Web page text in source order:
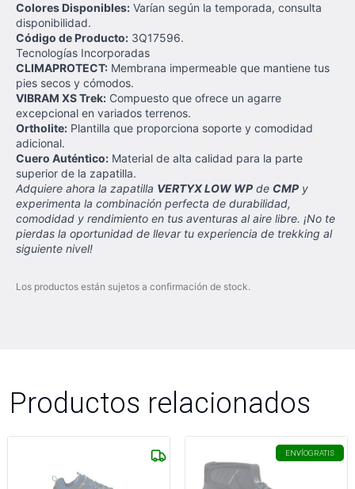
Colores Disponibles: Varían según la temporada, consulta
disponibilidad.
Código de Producto: 3Q17596.
Tecnologías Incorporadas
CLIMAPROTECT: Membrana impermeable que mantiene tus
pies secos y cómodos.
VIBRAM XS Trek: Compuesto que ofrece un agarre
excepcional en variados terrenos.
Ortholite: Plantilla que proporciona soporte y comodidad
adicional.
Cuero Auténtico: Material de alta calidad para la parte
superior de la zapatilla.
Adquiere ahora la zapatilla VERTYX LOW WP de CMP y
experimenta la combinación perfecta de durabilidad,
comodidad y rendimiento en tus aventuras al aire libre. ¡No te
pierdas la oportunidad de llevar tu experiencia de trekking al
siguiente nivel!
Los productos están sujetos a confirmación de stock.
Productos relacionados
ENVÍOGRATIS